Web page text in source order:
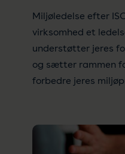
Miljøledelse efter
virksomhed et
understøtter jeres
og sætter rammen
forbedre jeres